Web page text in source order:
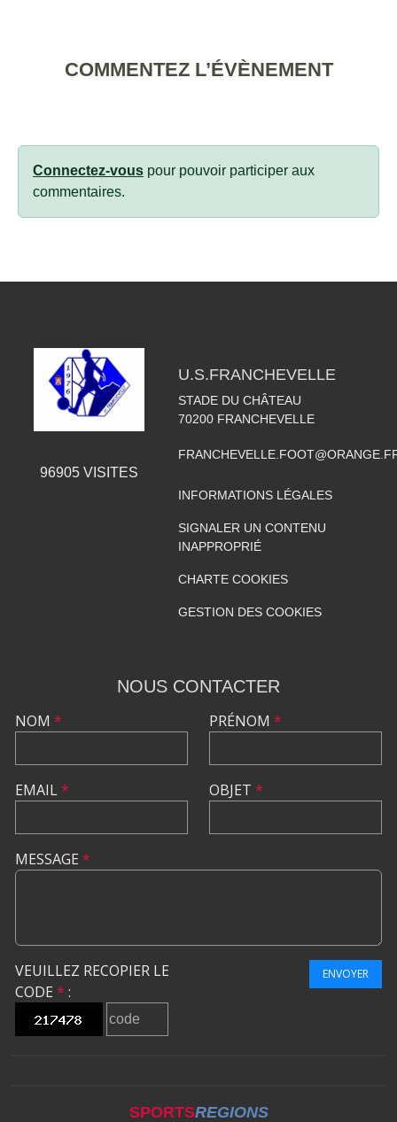
COMMENTEZ L’ÉVÈNEMENT
Connectez-vous pour pouvoir participer aux
commentaires.
96905VISITES
U.S.FRANCHEVELLE
STADE DU CHÂTEAU
70200 FRANCHEVELLE
INFORMATIONS LÉGALES
SIGNALER UN CONTENU
INAPPROPRIÉ
CHARTE COOKIES
GESTION DES COOKIES
NOUS CONTACTER
NOM *
EMAIL*
PRÉNOM *
OBJET *
MESSAGE *
VEUILLEZ RECOPIER LE
CODE * :
ENVOYER
SPORTSREGIONS